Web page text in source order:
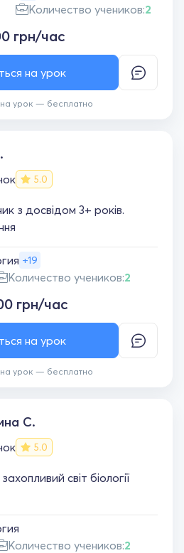
Количество учеников:2
грн/час
урок — бесплатно
на урок
5.0
з досвідом 3+ років.
+19
Количество учеников:2
грн/час
урок — бесплатно
на урок
С.
5.0
світ біології
Количество учеников:2